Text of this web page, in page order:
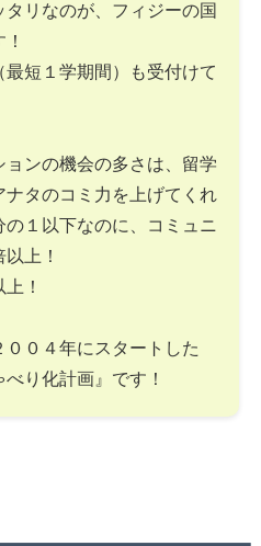
リなのが、フィジーの国
短１学期間）も受付けて
ンの機会の多さは、留学
タのコミ力を上げてくれ
１以下なのに、コミュニ
上！
！
０４年にスタートした
べり化計画』です！